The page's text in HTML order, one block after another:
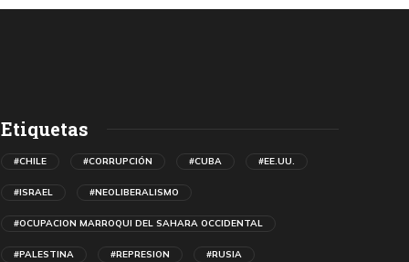
Etiquetas
#CHILE #CORRUPCIÓN #CUBA #EE.UU.
#ISRAEL #NEOLIBERALISMO
#OCUPACION MARROQUI DEL SAHARA OCCIDENTAL
#PALESTINA #REPRESION #RUSIA